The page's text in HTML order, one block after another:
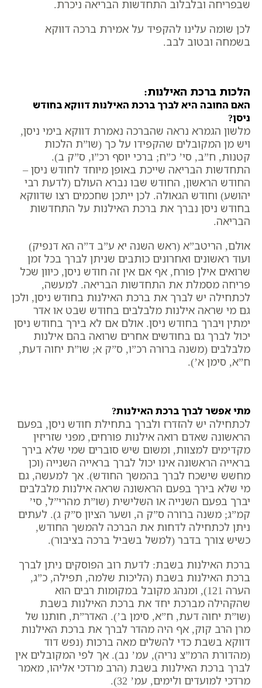
שבפריחה ובלבלוב התחדשות הבריאה ניכרת.
לכן שומה עלינו להקפיד על אמירת ברכה דווקא
בשמחה ובטוב לבב.
הלכות ברכת האילנות:
האם החובה היא לברך ברכת האילנות דווקא בחודש
ניסן?
מלשון הגמרא נראה שהברכה נאמרת דווקא בימי ניסן,
ויש מן המקובלים שהקפידו על כך (שו”ת הלכות
קטנות, ח”ב, סי’ כ”ח; ברכי יוסף רכ”ו, ס”ק ב).
התחדשות הבריאה שייכת באופן מיוחד לחודש ניסן –
החודש הראשון, החודש שבו נברא העולם (לדעת רבי
יהושע) וחודש הגאולה. לכן ייתכן שחכמים רצו שדווקא
בחודש ניסן נברך את ברכת האילנות על התחדשות
הבריאה.
אולם, הריטב”א (ראש השנה יא ע”ב ד”ה הא דנפיק)
ועוד ראשונים ואחרונים כותבים שניתן לברך בכל זמן
שרואים אילן פורח, אף אם אין זה חודש ניסן, כיוון שכל
פריחה מסמלת את התחדשות הבריאה. למעשה,
לכתחילה יש לברך את ברכת האילנות בחודש ניסן, ולכן
גם מי שראה אילנות מלבלבים בחודש שבט או אדר
ימתין ויברך בחודש ניסן. אולם אם לא בירך בחודש ניסן
יכול לברך גם בחודשים אחרים שרואה בהם אילנות
מלבלבים (משנה ברורה רכ”ו, ס”ק א; שו”ת יחוה דעת,
ח”א, סימן א’).
מתי אפשר לברך ברכת האילנות?
לכתחילה יש להזדרז ולברך בתחילת חודש ניסן, בפעם
הראשונה שאדם רואה אילנות פורחים, מפני שזריזין
מקדימים למצוות, ומשום שיש סוברים שמי שלא בירך
בראייה הראשונה אינו יכול לברך בראייה השנייה (וכן
מחשש שישכח לברך בהמשך החודש). אך למעשה, גם
מי שלא בירך בפעם הראשונה שראה אילנות מלבלבים
יברך בפעם השנייה או השלישית (שו”ת מהרי”ל, סי’
קמ”ג; משנה ברורה ס”ק ה, ושער הציון ס”ק ג). לעתים
ניתן לכתחילה לדחות את הברכה להמשך החודש,
כשיש צורך בדבר (למשל בשביל ברכה בציבור).
ברכת האילנות בשבת: לדעת רוב הפוסקים ניתן לברך
ברכת האילנות בשבת (הליכות שלמה, תפילה, כ”ג,
הערה 121), ומנהג מקובל במקומות רבים הוא
שהקהילה מברכת יחד את ברכת האילנות בשבת
(שו”ת יחוה דעת, ח”א, סימן ב’). האדר”ת, חותנו של
מרן הרב קוק, אף היה מהדר לברך את ברכת האילנות
דווקא בשבת כדי להשלים מאה ברכות (נפש דוד
(מהדורת הרמ”צ נריה), עמ’ נב). אך לפי המקובלים אין
לברך ברכת האילנות בשבת (הרב מרדכי אליהו, מאמר
מרדכי למועדים ולימים, עמ’ 32).